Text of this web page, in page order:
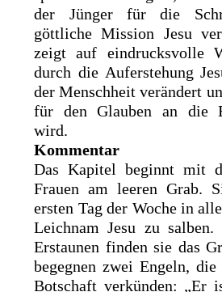
der Jünger für die
göttliche Mission Jesu
zeigt auf eindrucksvolle
durch die Auferstehung
der Menschheit verändert
für den Glauben an die
wird.
Kommentar
Das Kapitel beginnt mit
Frauen am leeren Grab.
ersten Tag der Woche in
Leichnam Jesu zu
Erstaunen finden sie das
begegnen zwei Engeln,
Botschaft verkünden: „Er